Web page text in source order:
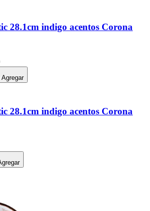
28.1cm indigo acentos Corona
Agregar
28.1cm indigo acentos Corona